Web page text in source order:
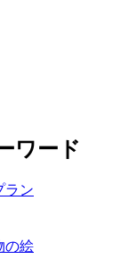
ワード
ラン
の絵